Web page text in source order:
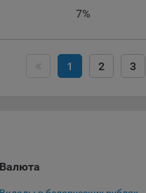
предпочтениях и
пользователем городе
9.4. Аналитические
Данные файлы cookie
Благодаря этому у
тенденциях
для анализа трафика на
7%
1 2 3
Валюта